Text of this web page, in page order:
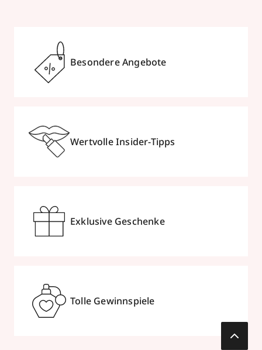
Besondere Angebote
Wertvolle Insider-Tipps
Exklusive Geschenke
Tolle Gewinnspiele